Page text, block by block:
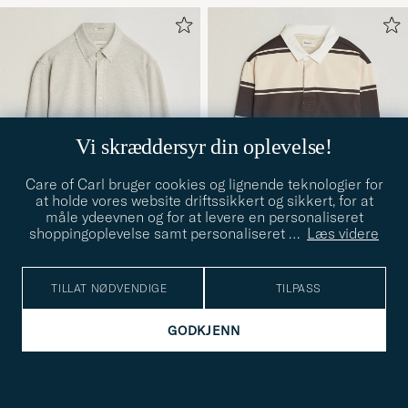
Regular Fit Jersey Pique
Shirt Light Beige Melange
MLXL
Striped Rugger Charred
Wood Brown
SML
1 599,-
Vi skræddersyr din oplevelse!
Care of Carl bruger cookies og lignende teknologier for
at holde vores website driftssikkert og sikkert, for at
måle ydeevnen og for at levere en personaliseret
shoppingoplevelse samt personaliseret … Læs videre
TILLAT NØDVENDIGE TILPASS
GODKJENN